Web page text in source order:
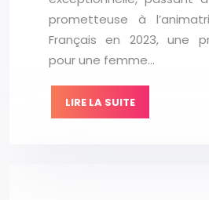
prometteuse à
Français en 2023, une
pour une femme…
LIRE LA SUITE